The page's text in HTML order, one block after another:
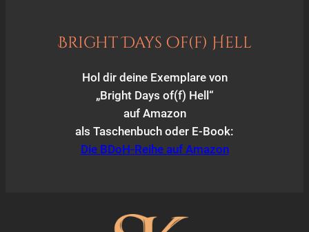
Bright Days of(f) Hell
Hol dir deine Exemplare von
„Bright Days of(f) Hell“
auf Amazon
als Taschenbuch oder E-Book:
Die BDoH-Reihe auf Amazon